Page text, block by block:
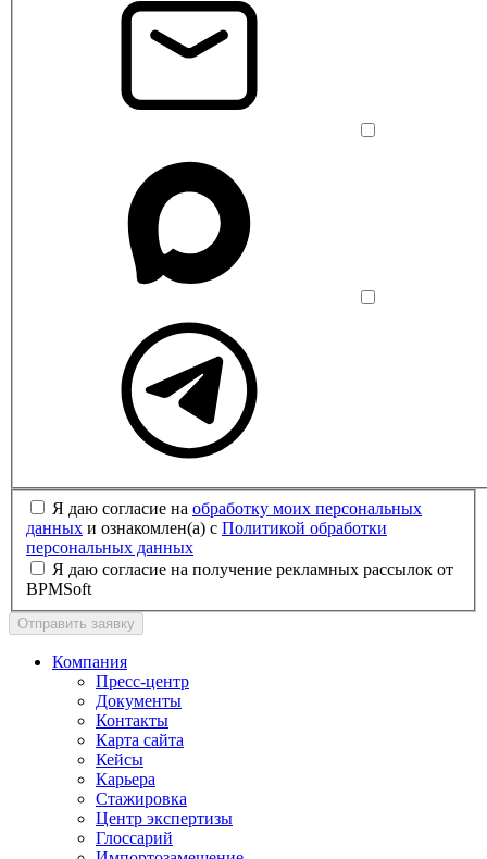
Я даю согласие на обработку моих персональных
данных и ознакомлен(а) с Политикой обработки
персональных данных
Я даю согласие на получение рекламных рассылок от
BPMSoft
Отправить заявку
Компания
Пресс-центр
Документы
Контакты
Карта сайта
Кейсы
Карьера
Стажировка
Центр экспертизы
Глоссарий